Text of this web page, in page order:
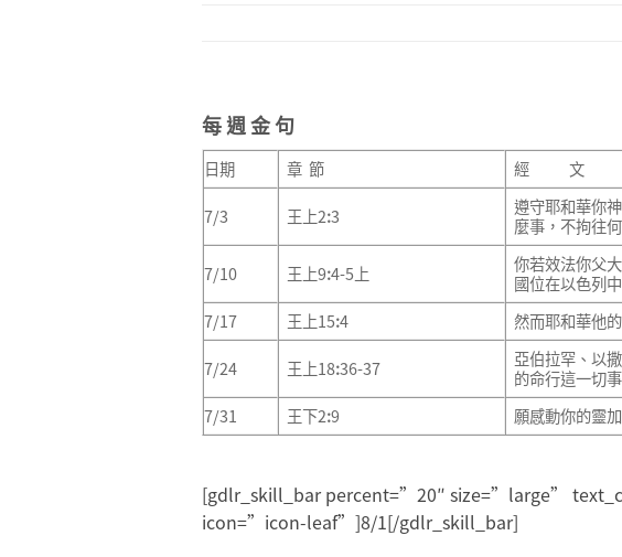
每 週 金 句
日期 章 節
經 文
7/3
王上2:3
遵守耶和華你
麼事，不拘往
7/10
王上9:4-5上
你若效法你父
國位在以色列
7/17
王上15:4
然而耶和華他
7/24
王上18:36-37
亞伯拉罕、以
的命行這一切
7/31
王下2:9 願感動你的靈
[gdlr_skill_bar percent=”20″ size=”large”
icon=”icon-leaf”]8/1[/gdlr_skill_bar]